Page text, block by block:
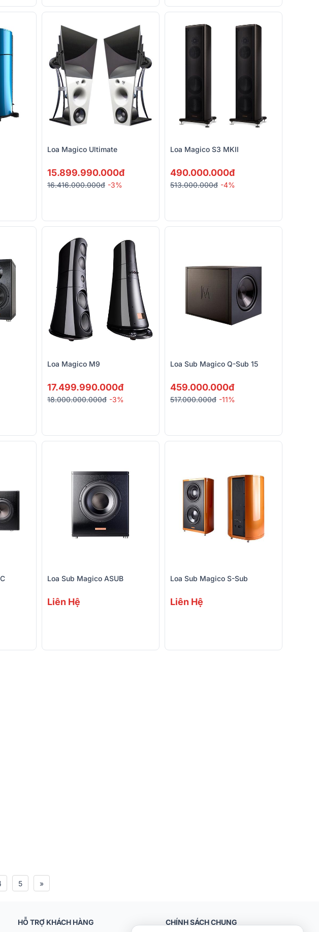
Loa Magico Ultimate
15.899.990.000đ
16.416.000.000đ -3%
Loa Magico S3 MKII
490.000.000đ
513.000.000đ -4%
Loa Magico M9
17.499.990.000đ
18.000.000.000đ -3%
Loa Sub Magico Q-Sub 15
459.000.000đ
517.000.000đ -11%
Loa Sub Magico ASUB
Liên Hệ
Loa Sub Magico S-Sub
Liên Hệ
5 »
HỖ TRỢ KHÁCH HÀNG CHÍNH SÁCH CHUNG